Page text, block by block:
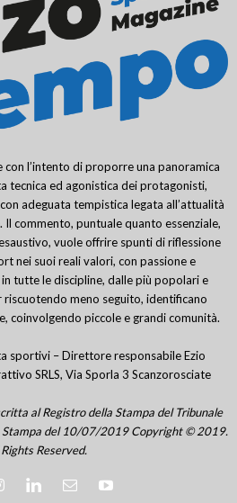
con l’intento di proporre una panoramica
tecnica ed agonistica dei protagonisti,
adeguata tempistica legata all’attualità
Il commento, puntuale quanto essenziale,
vuole offrire spunti di riflessione
nei suoi reali valori, con passione e
tutte le discipline, dalle più popolari e
riscuotendo meno seguito, identificano
coinvolgendo piccole e grandi comunità.
sportivi – Direttore responsabile Ezio
SRLS, Via Sporla 3 Scanzorosciate
al Registro della Stampa del Tribunale
Stampa del 10/07/2019 Copyright © 2019.
Reserved.